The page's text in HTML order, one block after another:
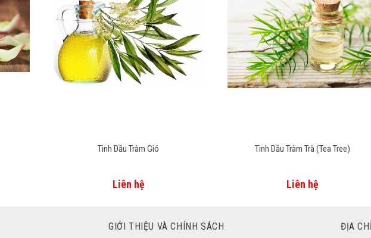
Tinh Dầu Tràm Gió
Liên hệ
Tinh Dầu Tràm Trà (Tea Tree)
Liên hệ
GIỚI THIỆU VÀ CHÍNH SÁCH ĐỊA